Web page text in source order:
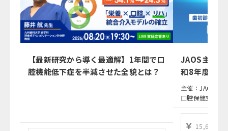
【最新研究から導く最適解】1年間で口
腔機能低下症を半減させた全貌とは？
JAOS主催
和8年度（
応
主催：JAOS（
口腔保健支援機
15,630（